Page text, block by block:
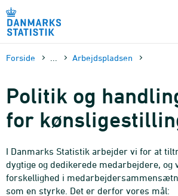
sidens
Forside Arbejds­pladsen
Politik og
for
I Danmarks Statistik arbejder vi for at
dygtige og dedikerede medarbejdere, og
forskellighed i
som en styrke. Det er derfor vores mål: